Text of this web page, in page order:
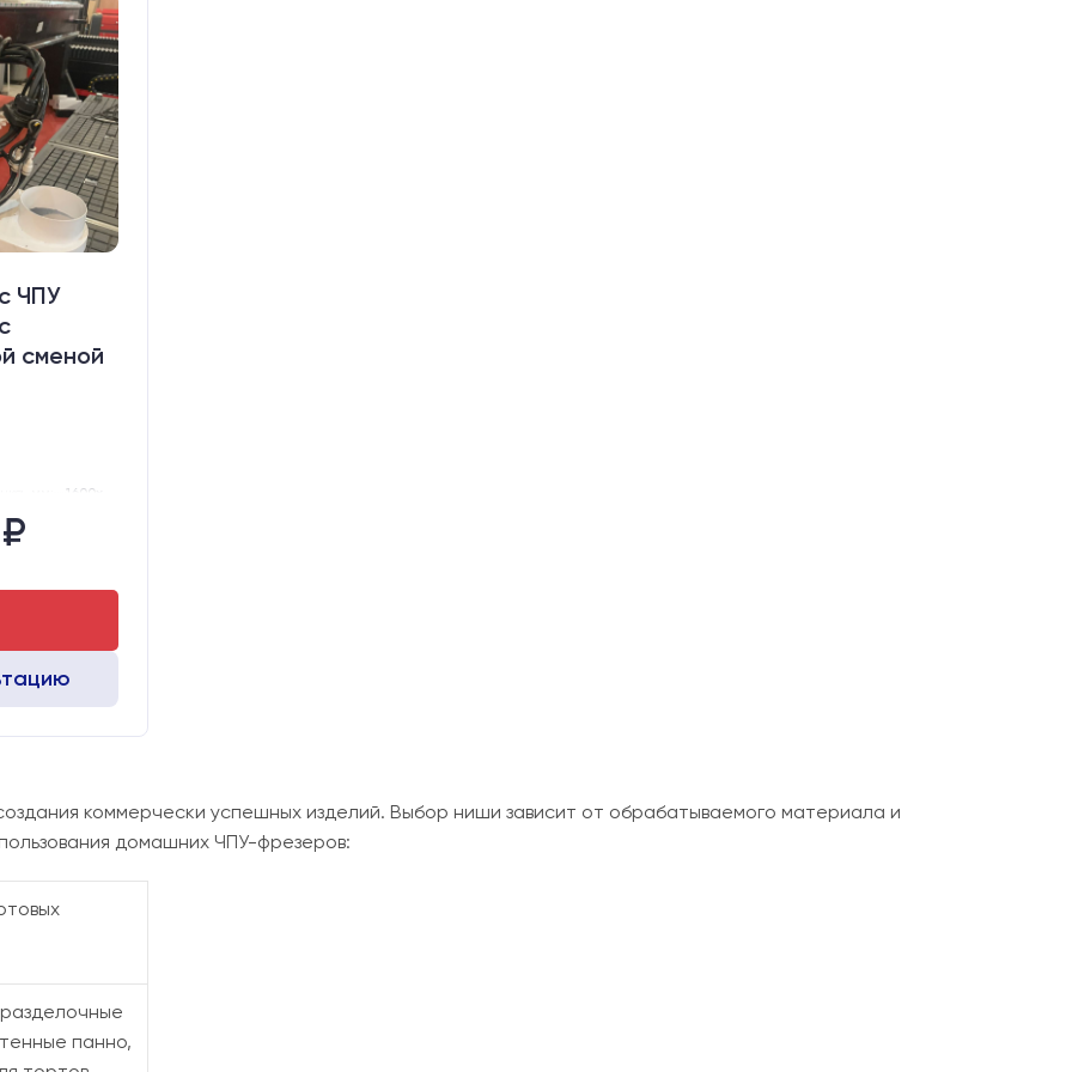
ЧПУ
сменой
Leadshine
коммерчески успешных изделий. Выбор ниши зависит от обрабатываемого материала и
домашних ЧПУ-фрезеров:
панно,